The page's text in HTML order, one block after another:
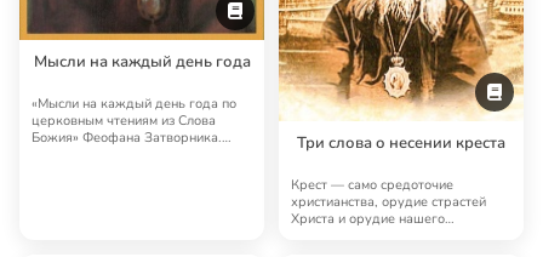
Мысли на каждый день года
«Мысли на каждый день года по
церковным чтениям из Слова
Божия» Феофана Затворника.
Три слова о несении креста
Крест — само средоточие
христианства, орудие страстей
Христа и орудие нашего